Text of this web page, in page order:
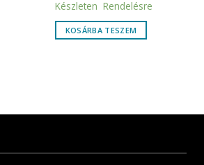
Készleten Rendelésre
KOSÁRBA TESZEM